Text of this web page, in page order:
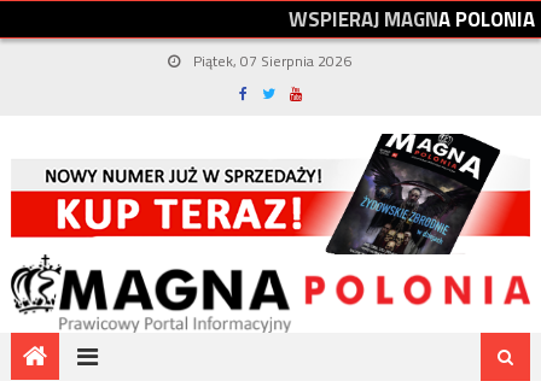
WSPIERAJMAGNAPOLONIA
Piątek, 07 Sierpnia 2026